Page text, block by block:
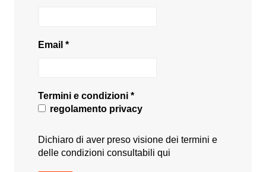
Email *
Termini e condizioni *
regolamento privacy
Dichiaro di aver preso visione dei termini e
delle condizioni consultabili qui